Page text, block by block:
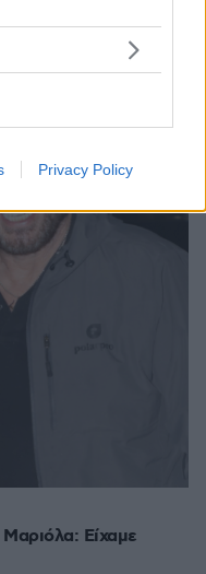
Privacy Policy
Είχαμε